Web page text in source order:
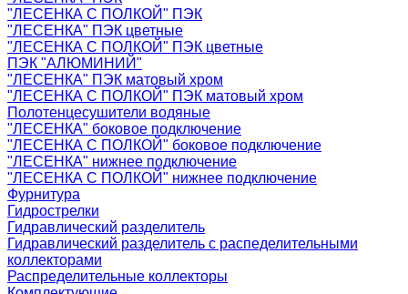
"ЛЕСЕНКА С ПОЛКОЙ" ПЭК
"ЛЕСЕНКА" ПЭК цветные
"ЛЕСЕНКА С ПОЛКОЙ" ПЭК цветные
ПЭК "АЛЮМИНИЙ"
"ЛЕСЕНКА" ПЭК матовый хром
"ЛЕСЕНКА С ПОЛКОЙ" ПЭК матовый хром
Полотенцесушители водяные
"ЛЕСЕНКА" боковое подключение
"ЛЕСЕНКА С ПОЛКОЙ" боковое подключение
"ЛЕСЕНКА" нижнее подключение
"ЛЕСЕНКА С ПОЛКОЙ" нижнее подключение
Фурнитура
Гидрострелки
Гидравлический разделитель
Гидравлический разделитель с распеделительными
коллекторами
Распределительные коллекторы